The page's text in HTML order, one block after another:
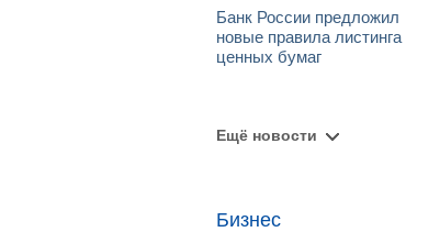
Банк России предложил
новые правила листинга
ценных бумаг
Ещё новости
Бизнес